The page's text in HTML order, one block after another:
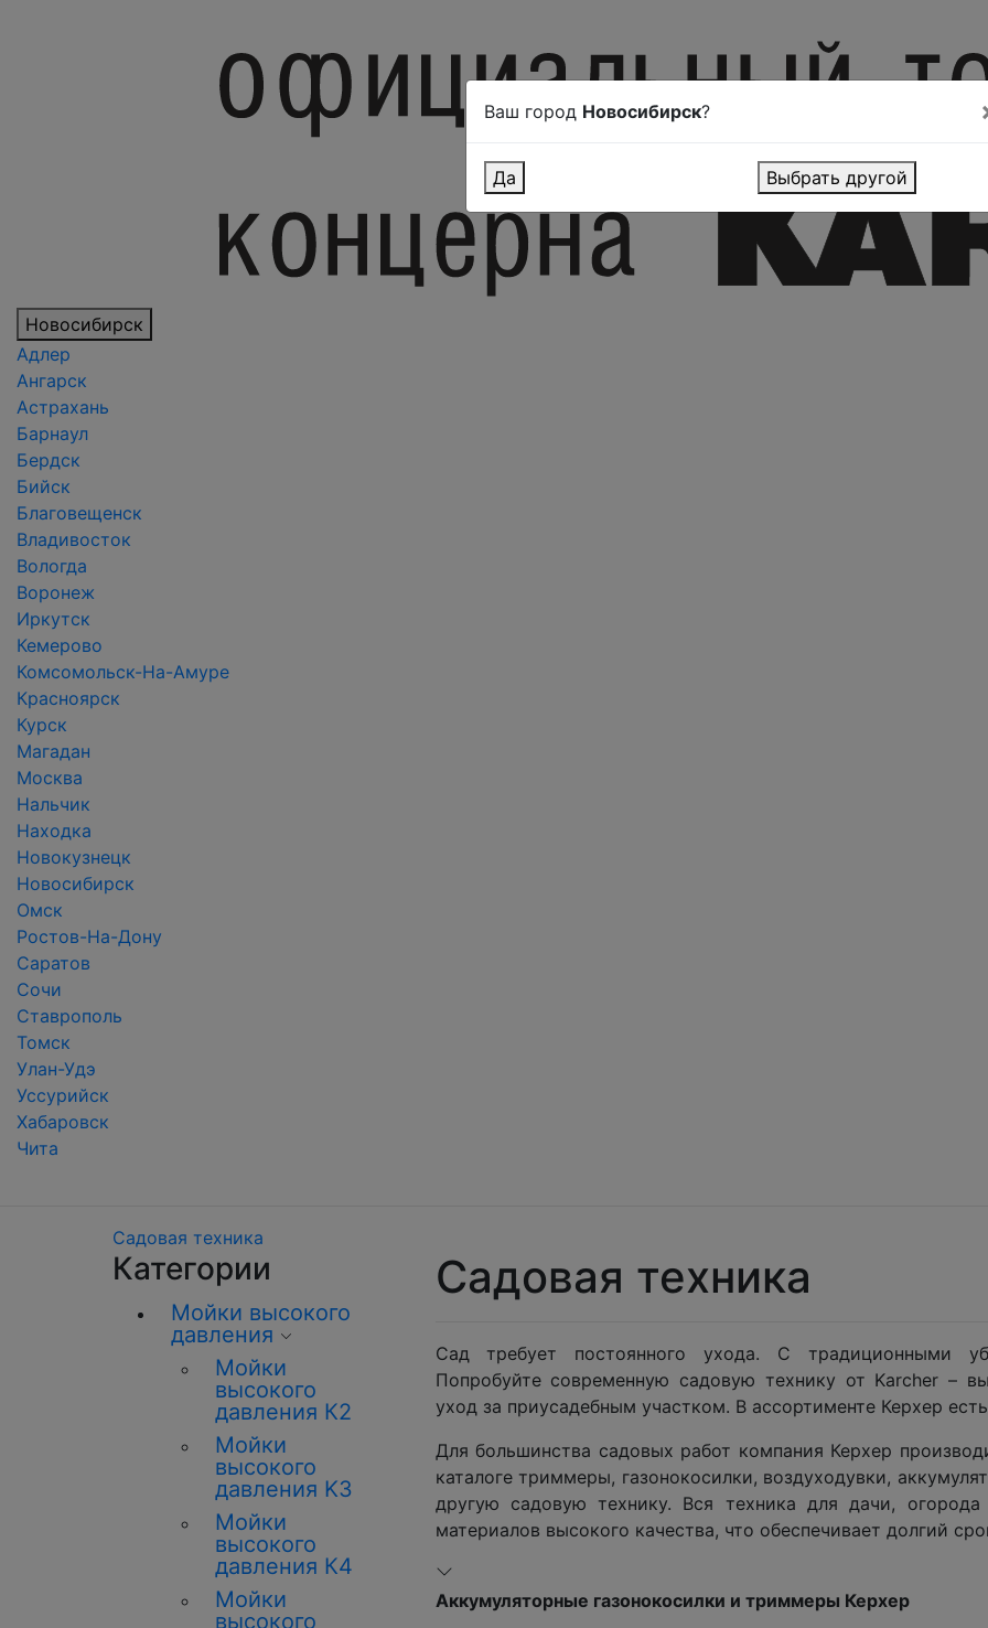
Новосибирск
Адлер
Ангарск
Астрахань
Барнаул
Бердск
Бийск
Благовещенск
Владивосток
Вологда
Воронеж
Иркутск
Кемерово
Комсомольск-На-Амуре
Красноярск
Курск
Магадан
Москва
Нальчик
Находка
Новокузнецк
Новосибирск
Омск
Ростов-На-Дону
Саратов
Сочи
Ставрополь
Томск
Улан-Удэ
Уссурийск
Хабаровск
Чита
Садовая техника
Категории
Мойки высокого
давления
Мойки
высокого
давления К2
Мойки
высокого
давления K3
Мойки
высокого
давления К4
Мойки
высокого
Садовая техника
Сад требует постоянного ухода. С традиционными
Попробуйте современную садовую технику от Karcher –
уход за приусадебным участком. В ассортименте Керхер
Для большинства садовых работ компания Керхер
каталоге триммеры, газонокосилки, воздуходувки,
другую садовую технику. Вся техника для дачи, огорода
материалов высокого качества, что обеспечивает долгий
Аккумуляторные газонокосилки и триммеры Керхер
Ваш город Новосибирск?
Да Выбрать другой